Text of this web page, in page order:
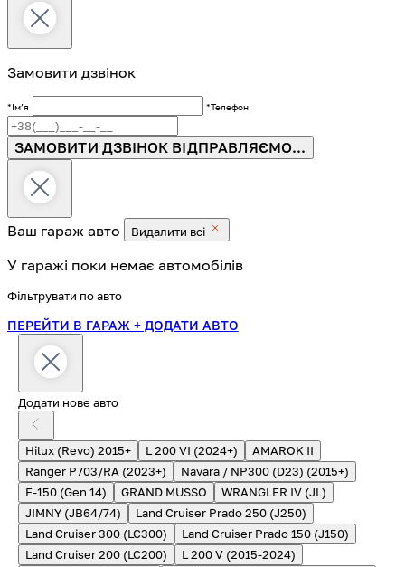
Замовити дзвінок
*Імʼя *Телефон
ЗАМОВИТИ ДЗВІНОК ВІДПРАВЛЯЄМО...
Ваш гараж авто Видалити всі
У гаражі поки немає автомобілів
Фільтрувати по авто
ПЕРЕЙТИ В ГАРАЖ + ДОДАТИ АВТО
Додати нове авто
Hilux (Revo) 2015+ L 200 VI (2024+)
AMAROK II
Ranger P703/RA (2023+)
Navara / NP300 (D23) (2015+)
F-150 (Gen 14)
GRAND MUSSO
WRANGLER IV (JL)
JIMNY (JB64/74)
Land Cruiser Prado 250 (J250)
Land Cruiser 300 (LC300)
Land Cruiser Prado 150 (J150)
Land Cruiser 200 (LC200)
L 200 V (2015-2024)